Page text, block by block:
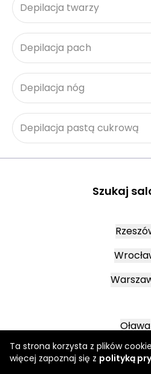
Ta strona korzysta z plików
więcej zapoznaj się z polityką
Depilacja twarzy
Depilacja pach
Depilacja nóg
Depilacja pastą cukrową
Szukaj
Oława